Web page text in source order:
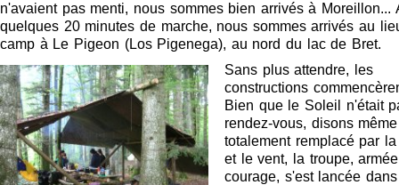
n'avaient pas menti, nous sommes bien arrivés à Moreillon...
quelques 20 minutes de marche, nous sommes arrivés au
camp à Le Pigeon (Los Pigenega), au nord du lac de Bret.
Sans plus attendre, les
constructions
Bien que le Soleil n'était
rendez-vous, disons même
totalement remplacé par
et le vent, la troupe,
courage, s'est lancée